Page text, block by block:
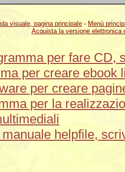
visuale, pagina principale - Menù
Acquista la versione elettronica
per fare CD,
per creare ebook
per creare
per la
helpfile,